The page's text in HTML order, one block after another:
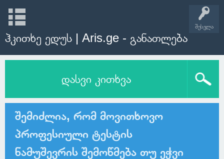
შესვლა
ჰკითხე ედუს | Aris.ge - განათლება
დასვი კითხვა
შემიძლია, რომ მოვითხოვო
პროფესიული ტესტის
ნამუშევრის შემოწმება თუ ეჭვი